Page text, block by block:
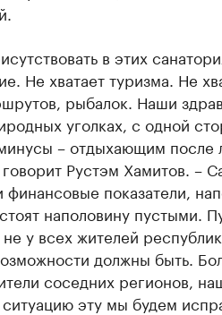
в этих
Не хватает туризма. Не
рыбалок. Наши
уголках, с одной
– отдыхающим после
Рустэм Хамитов. –
показатели,
наполовину пустыми.
у всех жителей
должны быть.
соседних регионов,
эту мы будем